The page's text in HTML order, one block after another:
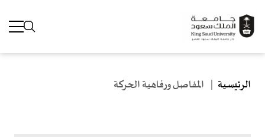
تجاوز إلى المحتوى الرئيسي
مسار التنقل
الرئيسية المفاصل ورفاهية الحركة